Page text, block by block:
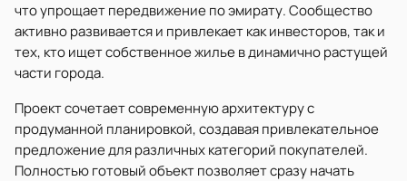
что упрощает передвижение по эмирату. Сообщество
активно развивается и привлекает как инвесторов, так и
тех, кто ищет собственное жилье в динамично растущей
части города.
Проект сочетает современную архитектуру с
продуманной планировкой, создавая привлекательное
предложение для различных категорий покупателей.
Полностью готовый объект позволяет сразу начать